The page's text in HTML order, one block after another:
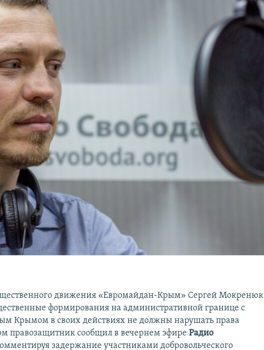
движения «Евромайдан-Крым» Сергей Мокренюк
формирования на административной границе с
Крымом в своих действиях не должны нарушать права
правозащитник сообщил в вечернем эфиреРадио
задержание участниками добровольческого